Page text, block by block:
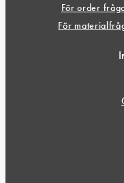
För order
För